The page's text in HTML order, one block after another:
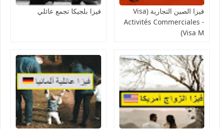
فيزا الصين التجارية (Visa
Activités Commerciales -
Visa M)
فيزا بلجيكا تجمع عائلي